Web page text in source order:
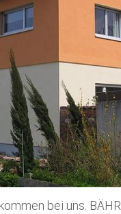
bei uns. BÄHR.]